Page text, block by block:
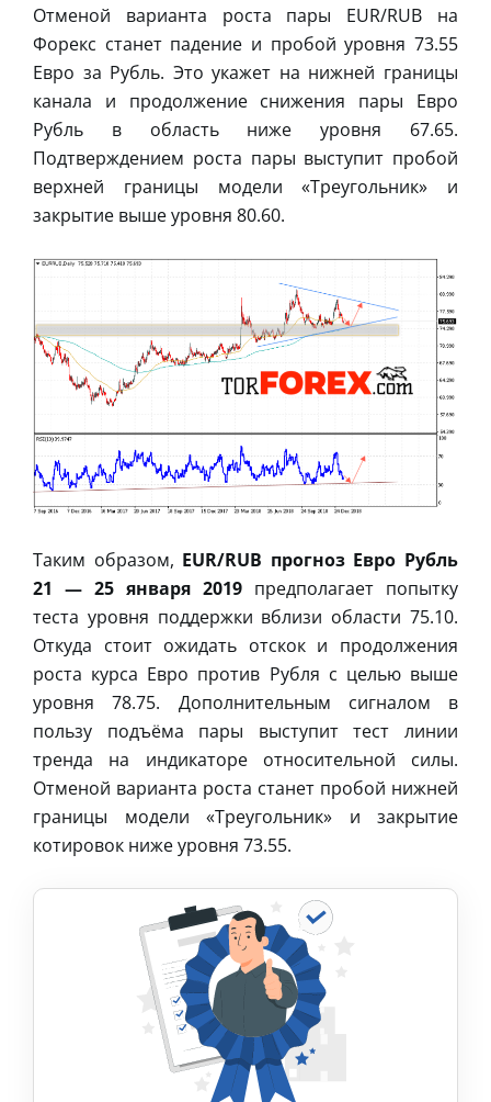
Отменой варианта роста пары EUR/RUB на
Форекс станет падение и пробой уровня 73.55
Евро за Рубль. Это укажет на нижней границы
канала и продолжение снижения пары Евро
Рубль в область ниже уровня 67.65.
Подтверждением роста пары выступит пробой
верхней границы модели «Треугольник» и
закрытие выше уровня 80.60.
Таким образом, EUR/RUB прогноз Евро Рубль
21 — 25 января 2019 предполагает попытку
теста уровня поддержки вблизи области 75.10.
Откуда стоит ожидать отскок и продолжения
роста курса Евро против Рубля с целью выше
уровня 78.75. Дополнительным сигналом в
пользу подъёма пары выступит тест линии
тренда на индикаторе относительной силы.
Отменой варианта роста станет пробой нижней
границы модели «Треугольник» и закрытие
котировок ниже уровня 73.55.